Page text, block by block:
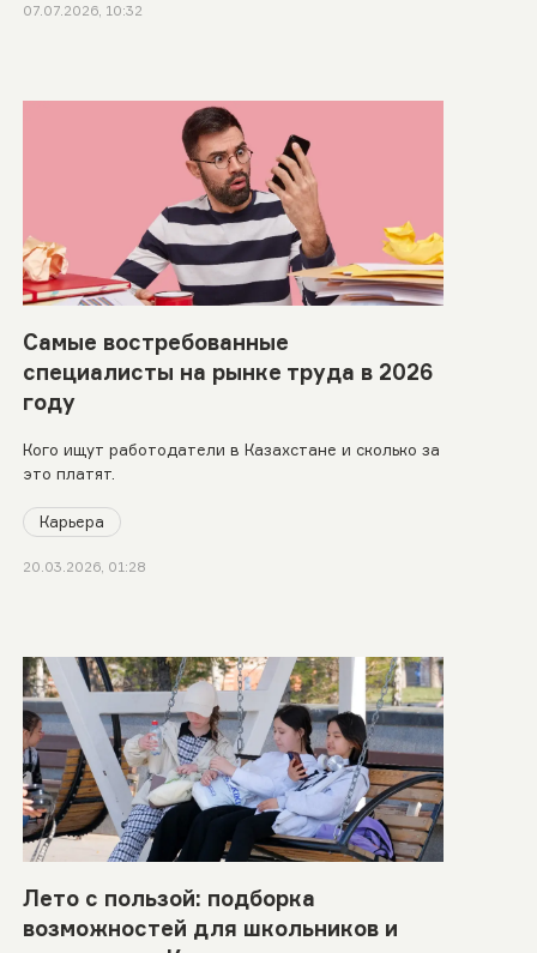
07.07.2026, 10:32
Самые востребованные
специалисты на рынке труда в 2026
году
Кого ищут работодатели в Казахстане и сколько за
это платят.
Карьера
20.03.2026, 01:28
Лето с пользой: подборка
возможностей для школьников и